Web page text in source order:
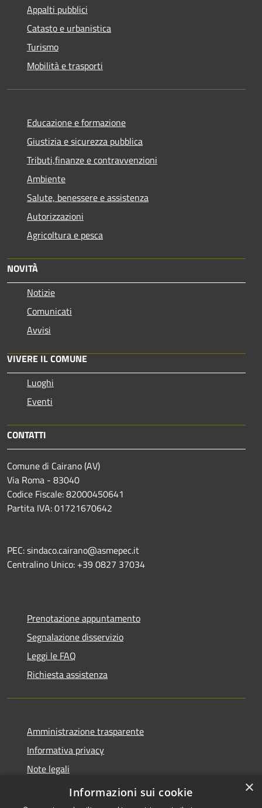
Appalti pubblici
Catasto e urbanistica
Turismo
Mobilità e trasporti
Educazione e formazione
Giustizia e sicurezza pubblica
Tributi,finanze e contravvenzioni
Ambiente
Salute, benessere e assistenza
Autorizzazioni
Agricoltura e pesca
NOVITÀ
Notizie
Comunicati
Avvisi
VIVERE IL COMUNE
Luoghi
Eventi
CONTATTI
Comune di Cairano (AV)
Via Roma - 83040
Codice Fiscale: 82000450641
Partita IVA: 01721670642
PEC: sindaco.cairano@asmepec.it
Centralino Unico: +39 0827 37034
Prenotazione appuntamento
Segnalazione disservizio
Leggi le FAQ
Richiesta assistenza
Amministrazione trasparente
Informativa privacy
Note legali
Dichiarazione di accessibilità
×
Informazioni sui cookie